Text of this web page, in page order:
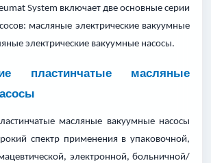
System включает две основные серии
масляные электрические вакуумные
электрические вакуумные насосы.
пластинчатые масляные
масляные вакуумные насосы
спектр применения в упаковочной,
электронной, больничной/